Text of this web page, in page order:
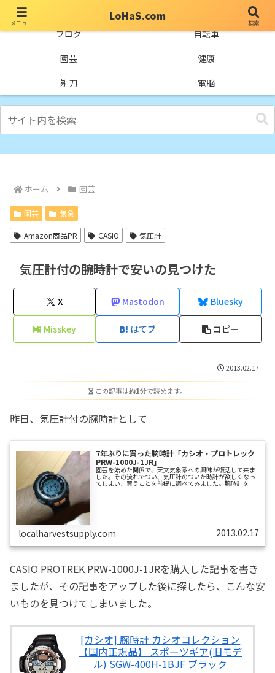
ブログ
自転車
園芸
健康
剃刀
電脳
ホーム 園芸
園芸 気象
Amazon商品PR CASIO 気圧計
気圧計付の腕時計で安いの見つけた
X Mastodon Bluesky
Misskey はてブ コピー
2013.02.17
この記事は約1分で読めます。
昨日、気圧計付の腕時計として
7年ぶりに買った腕時計「カシオ・プロトレック
PRW-1000J-1JR」
園芸を始めた関係で、天文気象系への興味が復活して来ま
した。その流れでつい、気圧計のついた時計が欲しくなっ
てしまい、買うことを前提に調べてみました。腕時計を買
デカさにビックリ！これだったら...
localharvestsupply.com 2013.02.17
CASIO PROTREK PRW-1000J-1JRを購入した記事を書き
ましたが、その記事をアップした後に探したら、こんな安
いものを見つけてしまいました。
[カシオ] 腕時計 カシオコレクション
【国内正規品】 スポーツギア(旧モデ
ル) SGW-400H-1BJF ブラック
メニュー
LoHaS.com
検索